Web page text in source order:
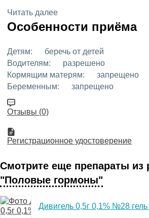
Читать далее
Особенности приёма
Детям:
беречь от детей
Водителям:
разрешено
Кормящим матерям:
запрещено
Беременным:
запрещено
Отзывы (0)
Регистрационное удостоверение
Смотрите еще препараты из
"Половые гормоны"
Дивигель 0,5г 0,1% №28